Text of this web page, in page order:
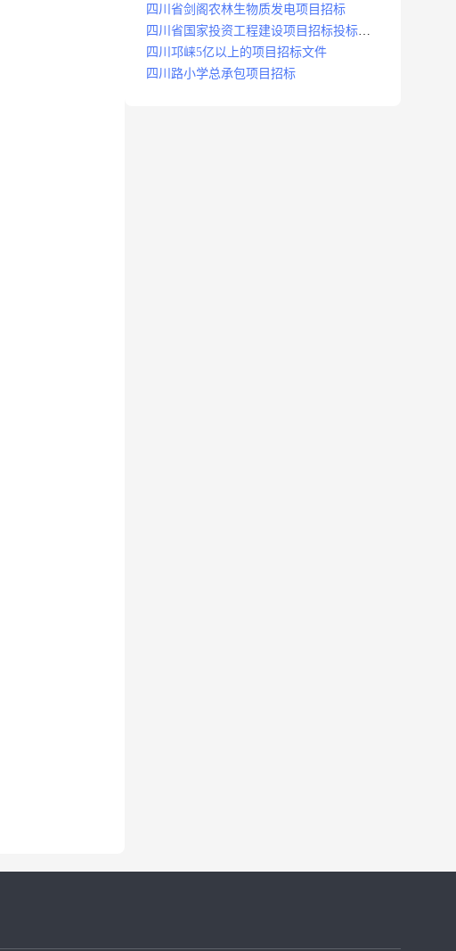
四川省剑阁农林生物质发电项目招标
四川省国家投资工程建设项目招标投标
2008年版
四川邛崃5亿以上的项目招标文件
四川路小学总承包项目招标